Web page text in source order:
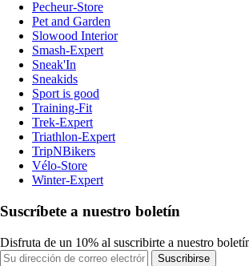
Pecheur-Store
Pet and Garden
Slowood Interior
Smash-Expert
Sneak'In
Sneakids
Sport is good
Training-Fit
Trek-Expert
Triathlon-Expert
TripNBikers
Vélo-Store
Winter-Expert
Suscríbete a nuestro boletín
Disfruta de un 10% al suscribirte a nuestro
Suscribirse